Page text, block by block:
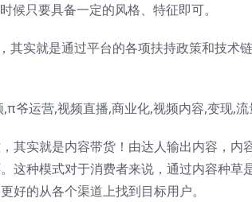
候只要具备一定的风格、特征即可。
其实就是通过平台的各项扶持政策和技术
其实就是内容带货！由达人输出内容，内
这种模式对于消费者来说，通过内容种草
好的从各个渠道上找到目标用户。